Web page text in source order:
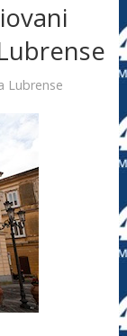
Lubrense